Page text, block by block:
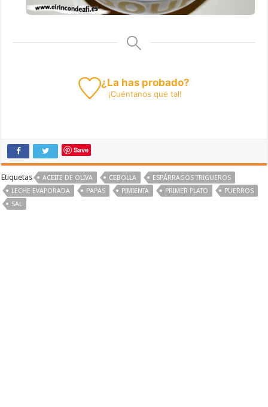
¿La has probado?
¡Cuéntanos qué tal!
Save
Etiquetas ACEITE DE OLIVA CEBOLLA
ESPÁRRAGOS TRIGUEROS
LECHE EVAPORADA
PAPAS PIMIENTA PRIMER PLATO
PUERROS
SAL